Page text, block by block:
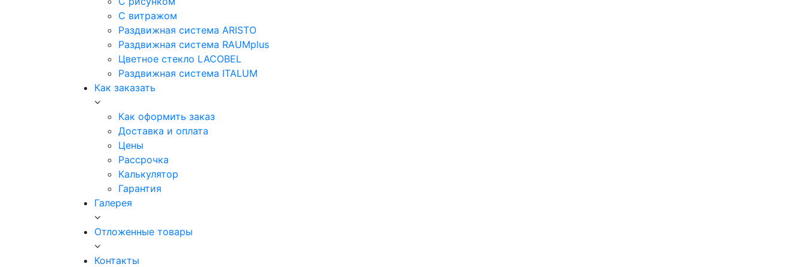
C витражом
Раздвижная система ARISTO
Раздвижная система RAUMplus
Цветное стекло LACOBEL
Раздвижная система ITALUM
Как заказать
Как оформить заказ
Доставка и оплата
Цены
Рассрочка
Калькулятор
Гарантия
Галерея
Отложенные товары
Контакты